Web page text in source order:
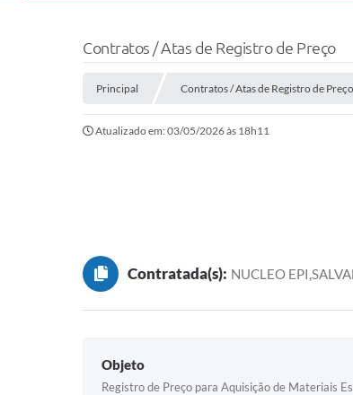
Contratos / Atas de Registro de Preço
Principal Contratos / Atas de Registro de Preço
Atualizado em: 03/05/2026 às 18h11
Contratada(s): NUCLEO
Objeto
Registro de Preço para Aquisição de Materiais